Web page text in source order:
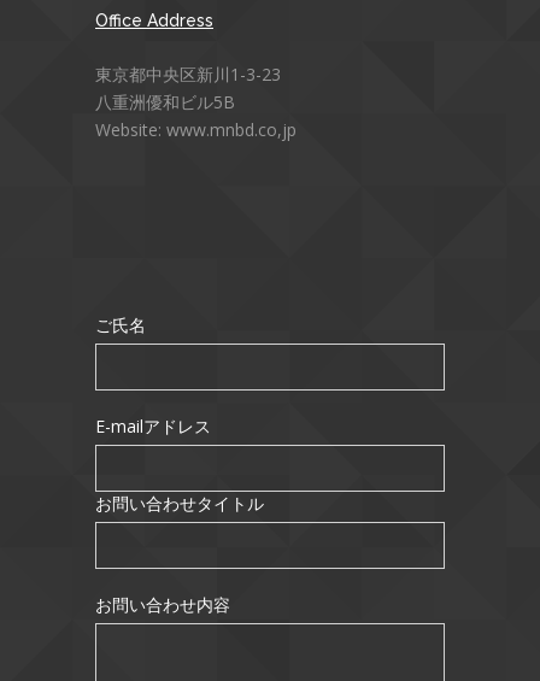
Office Address
東京都中央区新川1-3-23
八重洲優和ビル5B
Website: www.mnbd.co,jp
ご氏名
E-mailアドレス
お問い合わせタイトル
お問い合わせ内容